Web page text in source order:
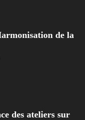
de la
des ateliers sur